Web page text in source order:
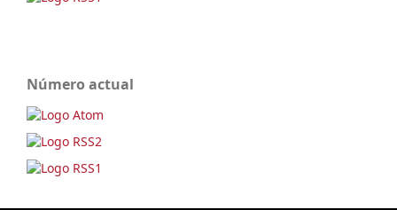
Número actual